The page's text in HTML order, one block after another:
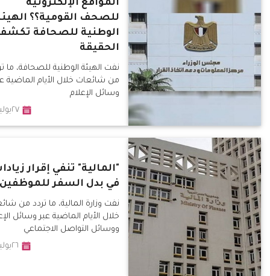
المواقع الإلكترونية
للصحف القومية؟؟
الوطنية للصحافة
الحقيقة
نفت الهيئة الوطنية للصحافة، ما
من شائعات خلال الأيام الماضية
وسائل الإعلام
٢٧يوليو٢٠١٩
"المالية" تنفي إقرار
في بدل السفر للموظفين
نفت وزارة المالية، ما تردد من
خلال الأيام الماضية عبر وسائل
ووسائل التواصل الاجتماعي
٢٦يوليو٢٠١٩